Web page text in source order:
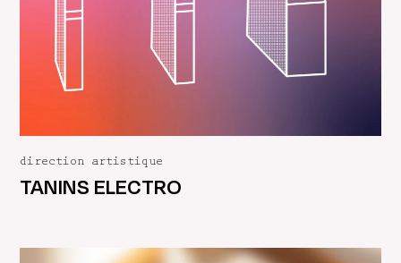
TANINS ELECTRO
direction artistique